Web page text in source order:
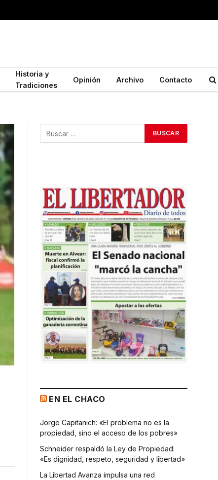
Historia y
Tradiciones
Opinión Archivo Contacto
EN EL CHACO
Jorge Capitanich: «El problema no es la
propiedad, sino el acceso de los pobres»
Schneider respaldó la Ley de Propiedad:
«Es dignidad, respeto, seguridad y libertad»
La Libertad Avanza impulsa una red